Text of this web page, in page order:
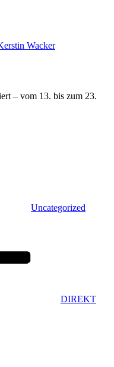
Wacker
– vom 13. bis zum 23.
Uncategorized
DIREKT